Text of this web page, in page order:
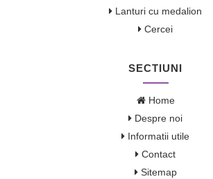
Lanturi cu medalion
Cercei
SECTIUNI
Home
Despre noi
Informatii utile
Contact
Sitemap